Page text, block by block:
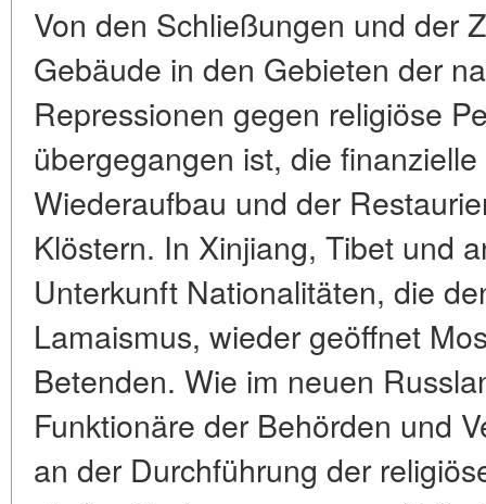
Von den Schließungen und der
Gebäude in den Gebieten der
Repressionen gegen religiöse
übergegangen ist, die
Wiederaufbau und der
Klöstern. In Xinjiang, Tibet und
Unterkunft Nationalitäten, die
Lamaismus, wieder geöffnet
Betenden. Wie im neuen
Funktionäre der Behörden und
an der Durchführung der